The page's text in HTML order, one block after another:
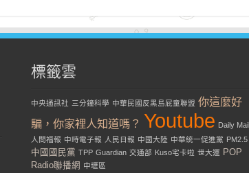
標籤雲
中央通訊社 三分鐘科學 中華民國反黑島屁童聯盟 你這麼好
騙，你家裡人知道嗎？ Youtube Daily Mail
人間福報 中時電子報 人民日報 中國大陸 中華統一促進黨 PM2.5
中國國民黨 TPP Guardian 交通部 Kuso宅卡啦 世大運 POP
Radio聯播網 中壢區